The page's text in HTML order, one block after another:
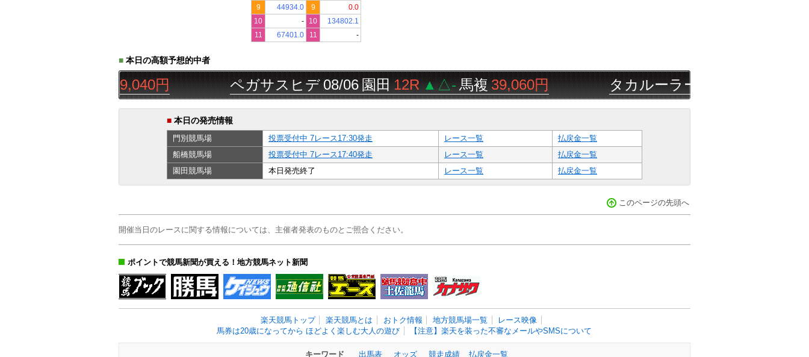
9
44934.0 9
0.0
10
- 10
134802.1
11
67401.0 11 -
■ 本日の高額予想的中者
59,040円 ペガサスヒデ08/06園田12R▲△- 馬複39,060円 タカルーラー08/06
■ 本日の発売情報
門別競馬場 投票受付中 7レース17:30発走 レース一覧
払戻金一覧
船橋競馬場 投票受付中 7レース17:40発走 レース一覧
払戻金一覧
園田競馬場 本日発売終了 レース一覧 払戻金一覧
このページの先頭へ
開催当日のレースに関する情報については、主催者発表のものとご照合ください。
ポイントで競馬新聞が買える！地方競馬ネット新聞
楽天競馬トップ 楽天競馬とは おトク情報 地方競馬場一覧
レース映像
馬券は20歳になってから ほどよく楽しむ大人の遊び
【注意】楽天を装った不審なメールやSMSについて
キーワード 出馬表 オッズ 競走成績 払戻金一覧